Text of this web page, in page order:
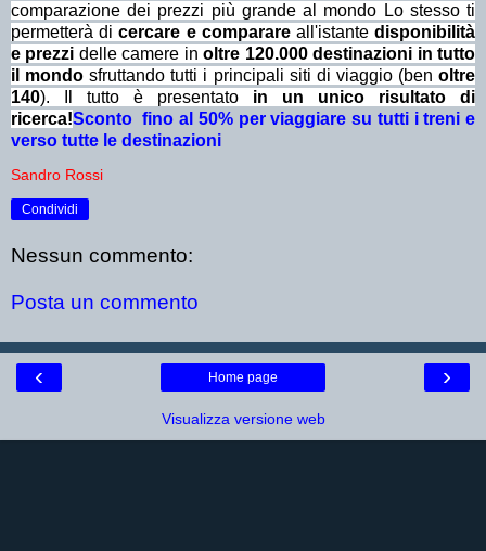
comparazione dei prezzi più grande al mondo Lo stesso ti
permetterà dicercare e comparare all'istantedisponibilità
e prezzi delle camere inoltre 120.000 destinazioni in tutto
il mondo sfruttando tutti i principali siti di viaggio (benoltre
140). Il tutto è presentato in un unico risultato di
ricerca!Sconto fino al 50% per viaggiare su tutti i treni e
verso tutte le destinazioni
Sandro Rossi
Condividi
Nessun commento:
Posta un commento
‹ ›
Home page
Visualizza versione web